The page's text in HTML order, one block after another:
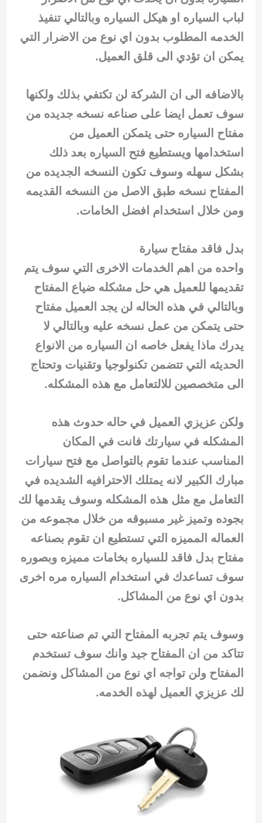
لباب السياره او هيكل السياره وبالتالي تنفيذ
الخدمه المطلوب بدون اي نوع من الاضرار التي
يمكن ان تؤدي الى قلق العميل.
بالاضافه الى ان الشركة لن تكتفي بذلك ولكنها
سوف تعمل ايضا على صناعه نسخه جديده من
مفتاح السياره حتى يتمكن العميل من
استخدامها ويستطيع فتح السياره بعد ذلك
بشكل سهله وسوف تكون النسخه الجديده من
المفتاح نسخه طبق الاصل من النسخه القديمه
ومن خلال استخدام افضل الخامات.
بدل فاقد مفتاح سيارة
واحده من اهم الخدمات الاخرى التي سوف يتم
تقديمها للعميل هي حل مشكله ضياع المفتاح
وبالتالي في هذه الحاله لن يجد العميل مفتاح
حتى يتمكن من عمل نسخه عليه وبالتالي لا
يدرك ماذا يفعل خاصه ان السياره من الانواع
الحديثه التي تتضمن تكنولوجيا وتقنيات وتحتاج
الى متخصصين للالتعامل مع هذه المشكله.
ولكن عزيزي العميل في حاله حدوث هذه
المشكله في سيارتك فانت في المكان
المناسب عندما تقوم بالتواصل مع فتح سيارات
مبارك الكبير لانه يمتلك الاحترافيه الشديده في
التعامل مع مثل هذه المشكله وسوف يقدمها لك
بجوده وتميز غير مسبوقه من خلال مجموعه من
العماله المميزه التي تستطيع ان تقوم بصناعه
مفتاح بدل فاقد للسياره بخامات مميزه وبصوره
سوف تساعدك في استخدام السياره مره اخرى
بدون اي نوع من المشاكل.
وسوف يتم تجربه المفتاح التي تم صناعته حتى
تتاكد من ان المفتاح جيد وانك سوف تستخدم
المفتاح ولن تواجه اي نوع من المشاكل ونضمن
لك عزيزي العميل لهذه الخدمه.